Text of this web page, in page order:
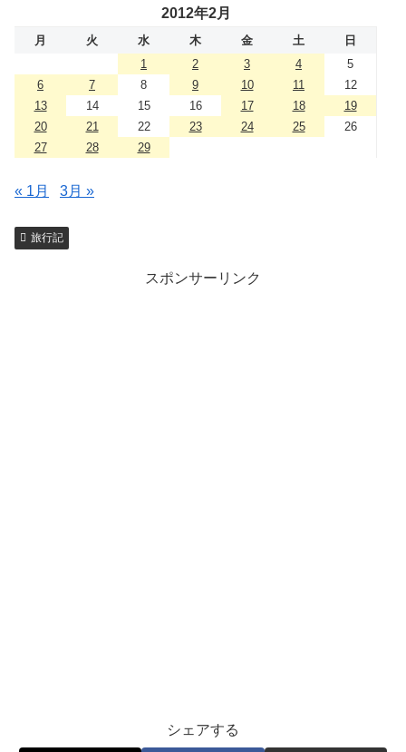
2012年2月
月 火 水 木 金 土
日
1
2 3 4
5
6
7 8 9 10 11
12
13
14 15 16 17 18
19
20
21 22 23 24 25
26
27
28 29
« 1月 3月 »
旅行記
スポンサーリンク
シェアする